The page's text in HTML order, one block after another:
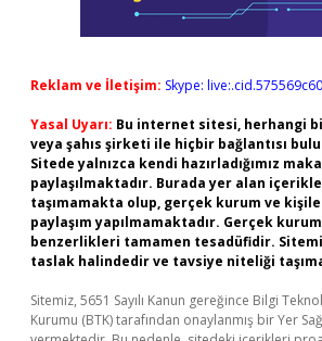
Reklam ve İletişim: Skype:
Yasal Uyarı: Bu internet sitesi, herhangi
veya şahıs şirketi ile hiçbir bağlantısı
Sitede yalnızca kendi hazırladığımız
paylaşılmaktadır. Burada yer alan
taşımamakta olup, gerçek kurum ve
paylaşım yapılmamaktadır. Gerçek
benzerlikleri tamamen tesadüfidir.
taslak halindedir ve tavsiye niteliği
Sitemiz, 5651 Sayılı Kanun gereğince Bilgi
Kurumu (BTK) tarafından onaylanmış bir Yer